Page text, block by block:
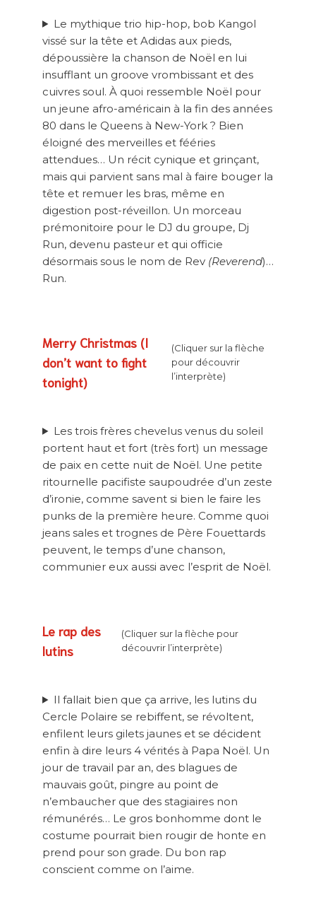
Le mythique trio hip-hop, bob Kangol
vissé sur la tête et Adidas aux pieds,
dépoussière la chanson de Noël en lui
insufflant un groove vrombissant et des
cuivres soul. À quoi ressemble Noël pour
un jeune afro-américain à la fin des années
80 dans le Queens à New-York ? Bien
éloigné des merveilles et fééries
attendues… Un récit cynique et grinçant,
mais qui parvient sans mal à faire bouger la
tête et remuer les bras, même en
digestion post-réveillon. Un morceau
prémonitoire pour le DJ du groupe, Dj
Run, devenu pasteur et qui officie
désormais sous le nom de Rev (Reverend)…
Run.
Merry Christmas (I
don’t want to fight
tonight)
(Cliquer sur la flèche
pour découvrir
l’interprète)
Les trois frères chevelus venus du soleil
portent haut et fort (très fort) un message
de paix en cette nuit de Noël. Une petite
ritournelle pacifiste saupoudrée d’un zeste
d’ironie, comme savent si bien le faire les
punks de la première heure. Comme quoi
jeans sales et trognes de Père Fouettards
peuvent, le temps d’une chanson,
communier eux aussi avec l’esprit de Noël.
Le rap des
lutins
(Cliquer sur la flèche pour
découvrir l’interprète)
Il fallait bien que ça arrive, les lutins du
Cercle Polaire se rebiffent, se révoltent,
enfilent leurs gilets jaunes et se décident
enfin à dire leurs 4 vérités à Papa Noël. Un
jour de travail par an, des blagues de
mauvais goût, pingre au point de
n’embaucher que des stagiaires non
rémunérés… Le gros bonhomme dont le
costume pourrait bien rougir de honte en
prend pour son grade. Du bon rap
conscient comme on l’aime.